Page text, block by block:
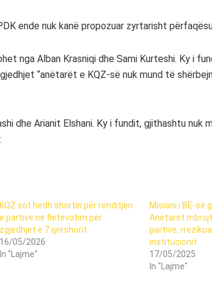
ende nuk kanë propozuar zyrtarisht
nga Alban Krasniqi dhe Sami Kurteshi. Ky i
“anëtarët e KQZ-së nuk mund të
dhe Arianit Elshani. Ky i fundit, gjithashtu nuk
KQZ sot hedh shortin për renditjen
e partive në fletëvotim për
zgjedhjet e 7 qershorit
16/05/2026
In "Lajme"
Misioni i BE-së
Anëtarët
partive,
institucionit
17/05/2025
In "Lajme"